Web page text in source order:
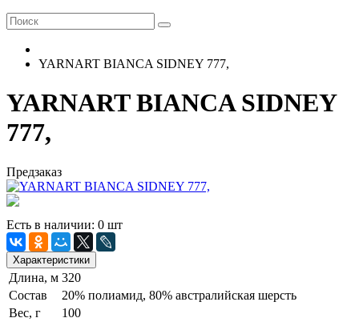
YARNART BIANCA SIDNEY 777,
YARNART BIANCA SIDNEY
777,
Предзаказ
Есть в наличии: 0 шт
Характеристики
Длина, м 320
Состав
20% полиамид, 80% австралийская шерсть
Вес, г
100